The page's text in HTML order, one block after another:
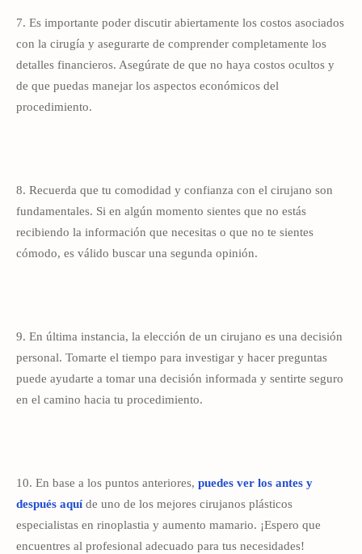
7. Es importante poder discutir abiertamente los costos asociados
con la cirugía y asegurarte de comprender completamente los
detalles financieros. Asegúrate de que no haya costos ocultos y
de que puedas manejar los aspectos económicos del
procedimiento.
8. Recuerda que tu comodidad y confianza con el cirujano son
fundamentales. Si en algún momento sientes que no estás
recibiendo la información que necesitas o que no te sientes
cómodo, es válido buscar una segunda opinión.
9. En última instancia, la elección de un cirujano es una decisión
personal. Tomarte el tiempo para investigar y hacer preguntas
puede ayudarte a tomar una decisión informada y sentirte seguro
en el camino hacia tu procedimiento.
10. En base a los puntos anteriores, puedes ver los antes y
después aquíde uno de los mejores cirujanos plásticos
especialistas en rinoplastia y aumento mamario. ¡Espero que
encuentres al profesional adecuado para tus necesidades!